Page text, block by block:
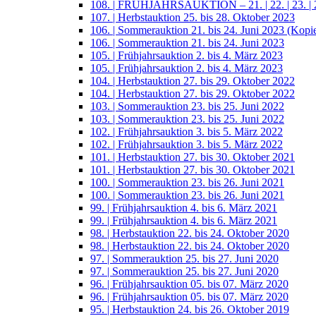
108. | FRÜHJAHRSAUKTION – 21. | 22. | 23. |
107. | Herbstauktion 25. bis 28. Oktober 2023
106. | Sommerauktion 21. bis 24. Juni 2023
106. | Sommerauktion 21. bis 24. Juni 2023
105. | Frühjahrsauktion 2. bis 4. März 2023
105. | Frühjahrsauktion 2. bis 4. März 2023
104. | Herbstauktion 27. bis 29. Oktober 2022
104. | Herbstauktion 27. bis 29. Oktober 2022
103. | Sommerauktion 23. bis 25. Juni 2022
103. | Sommerauktion 23. bis 25. Juni 2022
102. | Frühjahrsauktion 3. bis 5. März 2022
102. | Frühjahrsauktion 3. bis 5. März 2022
101. | Herbstauktion 27. bis 30. Oktober 2021
101. | Herbstauktion 27. bis 30. Oktober 2021
100. | Sommerauktion 23. bis 26. Juni 2021
100. | Sommerauktion 23. bis 26. Juni 2021
99. | Frühjahrsauktion 4. bis 6. März 2021
99. | Frühjahrsauktion 4. bis 6. März 2021
98. | Herbstauktion 22. bis 24. Oktober 2020
98. | Herbstauktion 22. bis 24. Oktober 2020
97. | Sommerauktion 25. bis 27. Juni 2020
97. | Sommerauktion 25. bis 27. Juni 2020
96. | Frühjahrsauktion 05. bis 07. März 2020
96. | Frühjahrsauktion 05. bis 07. März 2020
95. | Herbstauktion 24. bis 26. Oktober 2019